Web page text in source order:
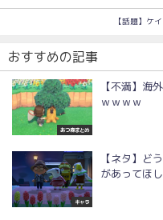
【話題】ケ
おすすめの記事
あつ森まとめ
【不満】海
ｗｗｗｗ
キャラ
【ネタ】ど
があってほ